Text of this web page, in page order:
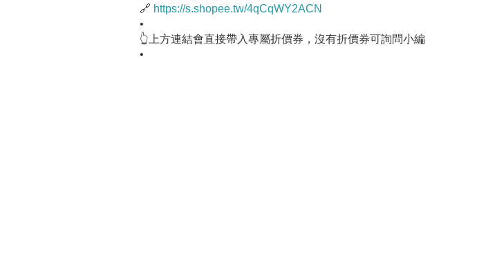
🔗 https://s.shopee.tw/4qCqWY2ACN
•
👆上方連結會直接帶入專屬折價券，沒有折價券可詢問小編
•